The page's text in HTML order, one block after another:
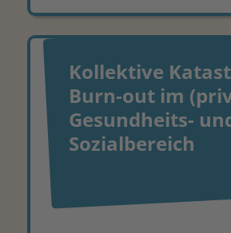
Kollektive
Burn-out im
Gesundheits-
Sozialbereich